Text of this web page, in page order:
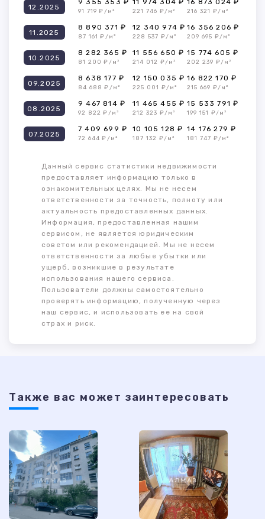
12.2025
9 355 353 ₽
91 719 ₽/м²
11 974 304 ₽
221 746 ₽/м²
16 873 024 ₽
216 321 ₽/м²
11.2025
8 890 371 ₽
87 161 ₽/м²
12 340 974 ₽
228 537 ₽/м²
16 356 206 ₽
209 695 ₽/м²
10.2025
8 282 365 ₽
81 200 ₽/м²
11 556 650 ₽
214 012 ₽/м²
15 774 605 ₽
202 239 ₽/м²
09.2025
8 638 177 ₽
84 688 ₽/м²
12 150 035 ₽
225 001 ₽/м²
16 822 170 ₽
215 669 ₽/м²
08.2025
9 467 814 ₽
92 822 ₽/м²
11 465 455 ₽
212 323 ₽/м²
15 533 791 ₽
199 151 ₽/м²
07.2025
7 409 699 ₽
72 644 ₽/м²
10 105 128 ₽
187 132 ₽/м²
14 176 279 ₽
181 747 ₽/м²
Данный сервис статистики недвижимости
предоставляет информацию только в
ознакомительных целях. Мы не несем
ответственности за точность, полноту или
актуальность предоставленных данных.
Информация, предоставленная нашим
сервисом, не является юридическим
советом или рекомендацией. Мы не несем
ответственности за любые убытки или
ущерб, возникшие в результате
использования нашего сервиса.
Пользователи должны самостоятельно
проверять информацию, полученную через
наш сервис, и использовать ее на свой
страх и риск.
Также ваc может заинтересовать